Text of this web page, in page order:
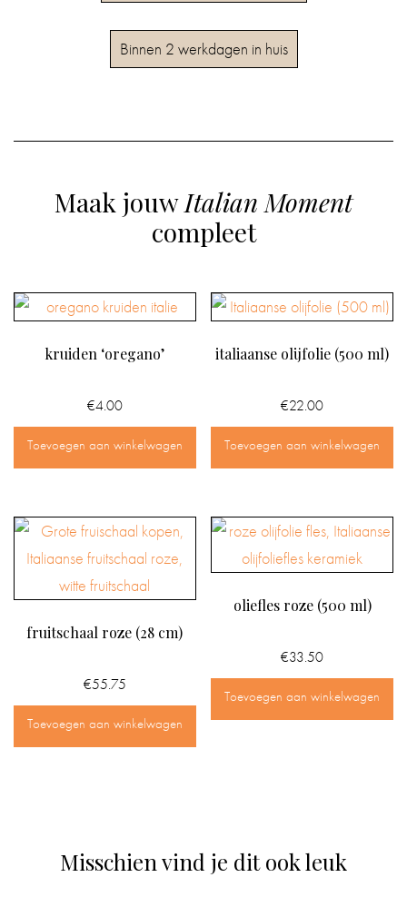
Binnen 2 werkdagen in huis
Maak jouwItalian Moment
compleet
kruiden ‘oregano’
€4.00
Toevoegen aan winkelwagen
italiaanse olijfolie (500 ml)
€22.00
Toevoegen aan winkelwagen
fruitschaal roze (28 cm)
€55.75
Toevoegen aan winkelwagen
oliefles roze (500 ml)
€33.50
Toevoegen aan winkelwagen
Misschien vind je dit ook leuk